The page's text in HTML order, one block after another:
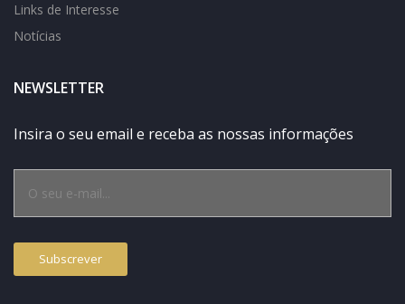
Links de Interesse
Notícias
NEWSLETTER
Insira o seu email e receba as nossas informações